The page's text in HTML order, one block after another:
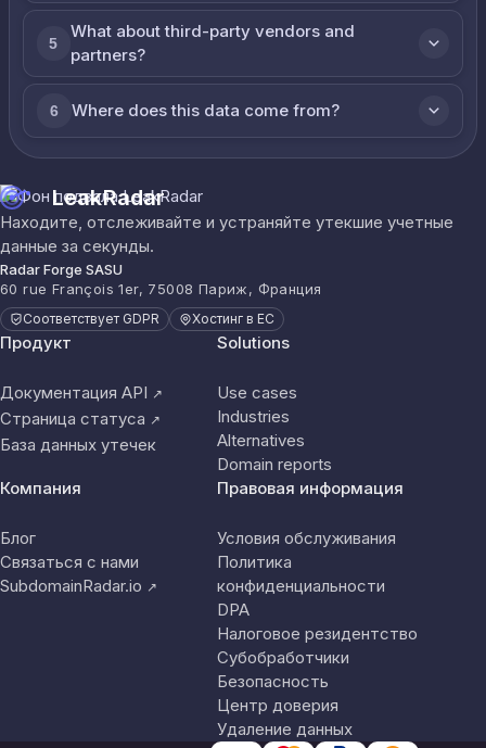
5
What about third-party vendors and
partners?
6 Where does this data come from?
LeakRadar
Находите, отслеживайте и устраняйте утекшие учетные
данные за секунды.
Radar Forge SASU
60 rue François 1er, 75008 Париж, Франция
Соответствует GDPR Хостинг в ЕС
Продукт
Документация API ↗
Страница статуса ↗
База данных утечек
Solutions
Use cases
Industries
Alternatives
Domain reports
Компания
Блог
Связаться с нами
SubdomainRadar.io ↗
Правовая информация
Условия обслуживания
Политика
конфиденциальности
DPA
Налоговое резидентство
Субобработчики
Безопасность
Центр доверия
Удаление данных